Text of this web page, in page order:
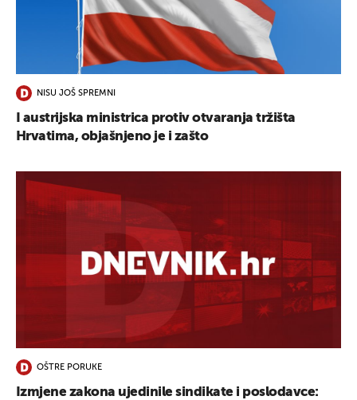
NISU JOŠ SPREMNI
I austrijska ministrica protiv otvaranja tržišta
Hrvatima, objašnjeno je i zašto
OŠTRE PORUKE
Izmjene zakona ujedinile sindikate i poslodavce: